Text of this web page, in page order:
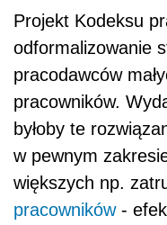
Projekt Kodeksu
odformalizowanie
pracodawców
pracowników.
byłoby te
w pewnym
większych np.
pracowników-